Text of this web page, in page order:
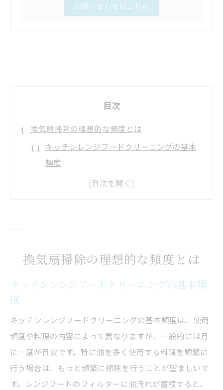
お問い合わせはこちら
目次
換気扇掃除の理想的な頻度とは
キッチンレンジフードクリーニングの基本
頻度
定期的な換気扇掃除で空気を清潔に
掃除頻度がもたらすキッチン環境
効率的なキッチンレンジフードクリーニン
換気扇掃除で抑えるべきポイント
簡単にできる掃除の裏技
プロが教えるレンジフード掃除の秘訣
手間を減らす掃除のポイント
換気扇掃除の理想的な頻度とは
キッチンレンジフードクリーニングの基本頻
度
キッチンレンジフードクリーニングの基本頻度は、使用
頻度や料理の内容によって異なりますが、一般的には月
に一度が目安です。特に油を多く使用する料理を頻繁に
行う場合は、もっと頻繁に掃除を行うことが望ましいで
す。レンジフードのフィルターに油汚れが蓄積すると、